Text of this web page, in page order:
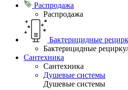
Распродажа
Распродажа
Бактерицидные
Бактерицидные
Сантехника
Сантехника
Душевые системы
Душевые системы